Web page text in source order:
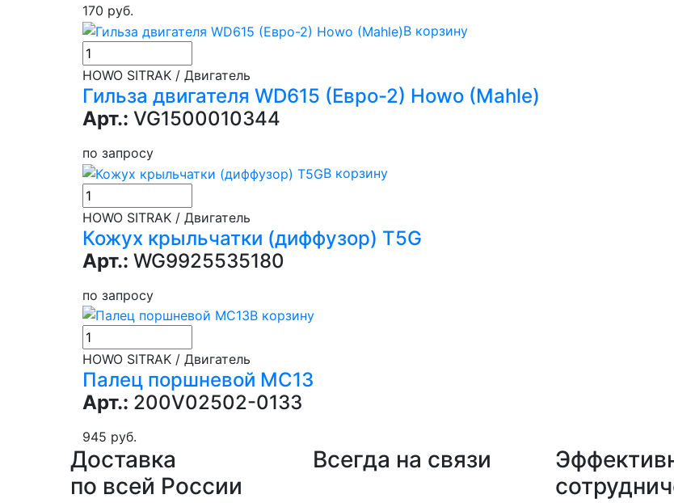
170 руб.
В корзину
HOWO SITRAK / Двигатель
Гильза двигателя WD615 (Евро-2) Howo (Mahle)
Арт.: VG1500010344
по запросу
В корзину
HOWO SITRAK / Двигатель
Кожух крыльчатки (диффузор) T5G
Арт.: WG9925535180
по запросу
В корзину
HOWO SITRAK / Двигатель
Палец поршневой MC13
Арт.: 200V02502-0133
945 руб.
Доставка
по всей России
Всегда на связи